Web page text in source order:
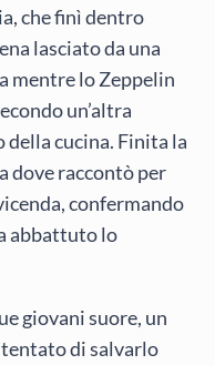
che finì dentro
lasciato da una
mentre lo Zeppelin
un’altra
cucina. Finita la
dove raccontò per
confermando
abbattuto lo
giovani suore, un
tentato di salvarlo